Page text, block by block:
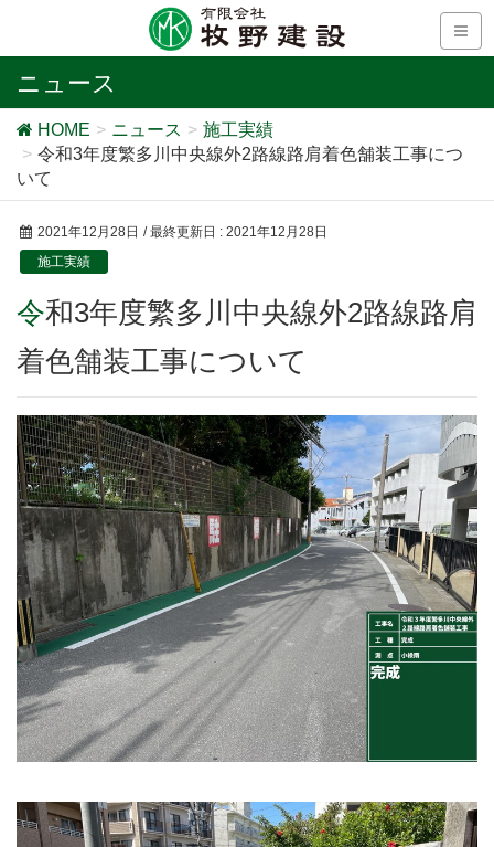
ニュース
HOME ニュース
施工実績
令和3年度繁多川中央線外2路線路肩着色舗装工事につ
いて
2021年12月28日 / 最終更新日 : 2021年12月28日
施工実績
令和3年度繁多川中央線外2路線路肩
着色舗装工事について